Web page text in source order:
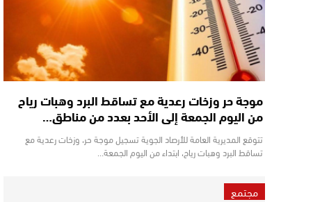
موجة حر وزخات رعدية مع تساقط البرد وهبات رياح
من اليوم الجمعة إلى الأحد بعدد من مناطق…
تتوقع المديرية العامة للأرصاد الجوية تسجيل موجة حر، وزخات رعدية مع
تساقط البرد وهبات رياح، ابتداء من اليوم الجمعة…
مجتمع